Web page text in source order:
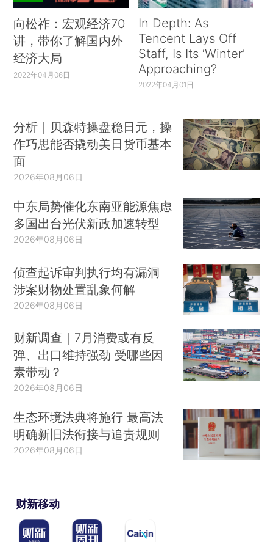
向松祚：宏观经济70
讲，带你了解国内外
经济大局
2022年04月06日
In Depth: As
Tencent Lays Off
Staff, Is Its ‘Winter’
Approaching?
2022年04月01日
分析｜贝森特操盘稳日元，操
作巧思能否撬动美日货币基本
面
2026年08月06日
中东局势催化东南亚能源焦虑
多国出台光伏新政加速转型
2026年08月06日
侦查起诉审判执行均有漏洞
涉案财物处置乱象何解
2026年08月06日
财新调查｜7月消费或有反
弹、出口维持强劲 受哪些因
素带动？
2026年08月06日
生态环境法典将施行 最高法
明确新旧法衔接与追责规则
2026年08月06日
财新移动